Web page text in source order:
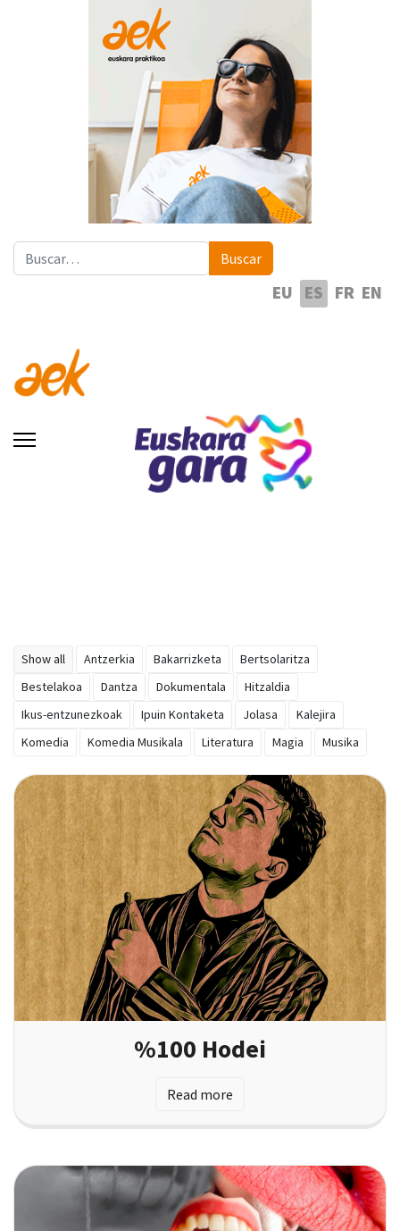
Buscar Buscar
EU ES FR EN
Show all Antzerkia Bakarrizketa
Bertsolaritza
Bestelakoa
Dantza Dokumentala
Hitzaldia
Ikus-entzunezkoak
Ipuin Kontaketa Jolasa
Kalejira
Komedia
Komedia Musikala Literatura Magia Musika
%100 Hodei
Read more